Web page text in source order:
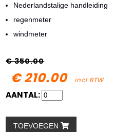
Nederlandstalige handleiding
regenmeter
windmeter
€ 350.00
€ 210.00 incl BTW
AANTAL:
TOEVOEGEN